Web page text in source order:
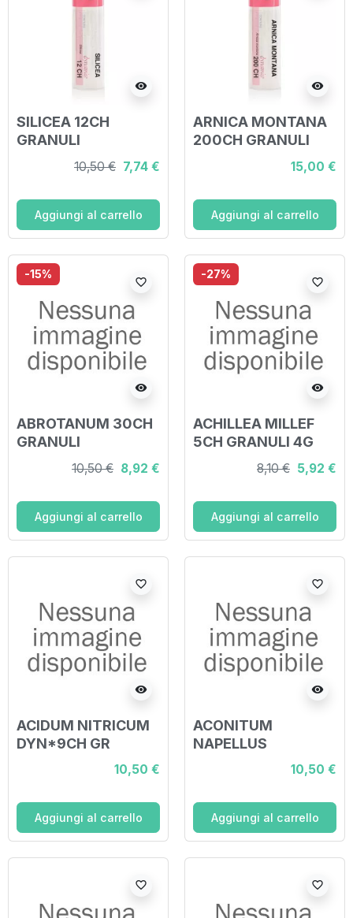
visibility
SILICEA 12CH
GRANULI
10,50 € 7,74 €
Aggiungi al carrello
visibility
ARNICA MONTANA
200CH GRANULI
15,00 €
Aggiungi al carrello
-15%
visibility
favorite_border
ABROTANUM 30CH
GRANULI
10,50 € 8,92 €
Aggiungi al carrello
-27%
visibility
favorite_border
ACHILLEA MILLEF
5CH GRANULI 4G
8,10 € 5,92 €
Aggiungi al carrello
visibility
favorite_border
ACIDUM NITRICUM
DYN*9CH GR
10,50 €
Aggiungi al carrello
visibility
favorite_border
ACONITUM
NAPELLUS
10,50 €
Aggiungi al carrello
favorite_border favorite_border